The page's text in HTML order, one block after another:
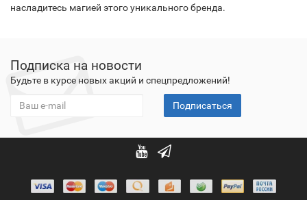
насладитесь магией этого уникального бренда.
Подписка на новости
Будьте в курсе новых акций и спецпредложений!
Подписаться